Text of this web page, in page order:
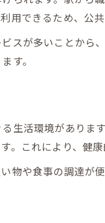
るコツとは
選び方
のポイント
すべき点
現する方法
と生活の両立
できるため、公共
スが多いことから
す。
生活環境がありま
これにより、健
物や食事の調達が